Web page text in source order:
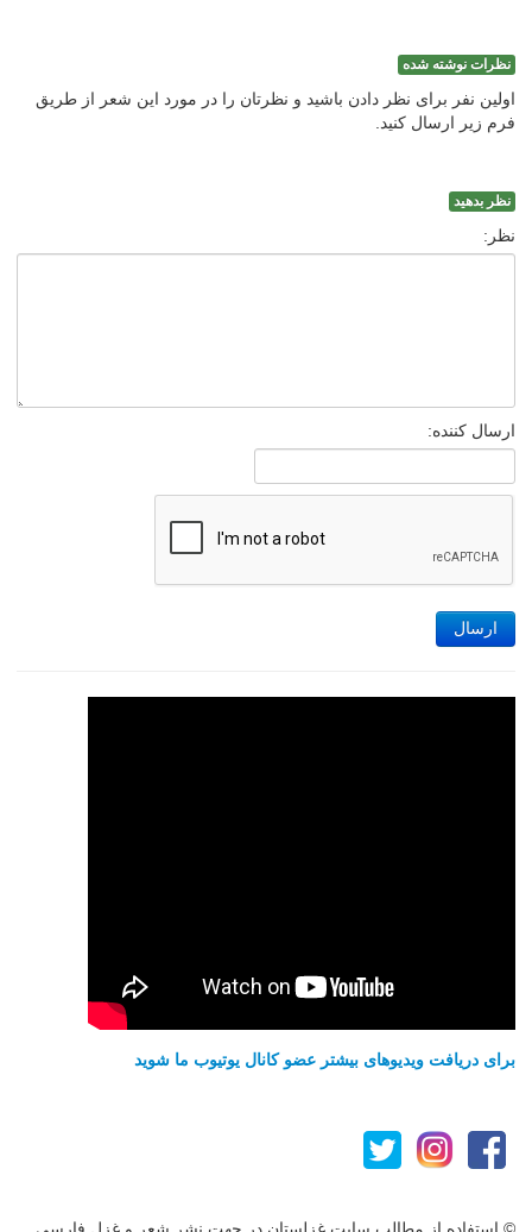
نظرات نوشته شده
اولین نفر برای نظر دادن باشید و نظرتان را در مورد این شعر از طریق
فرم زیر ارسال کنید.
نظر بدهید
نظر:
ارسال کننده:
ارسال
برای دریافت ویدیوهای بیشتر عضو کانال یوتیوب ما شوید